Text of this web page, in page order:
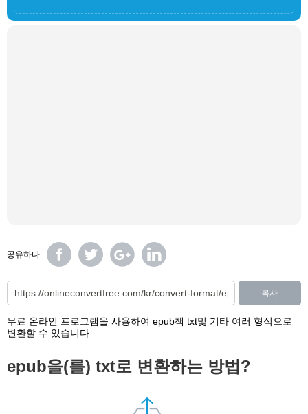
공유하다
복사
무료 온라인 프로그램을 사용하여 epub책 txt및 기타 여러 형식으로
변환할 수 있습니다.
epub을(를) txt로 변환하는 방법?